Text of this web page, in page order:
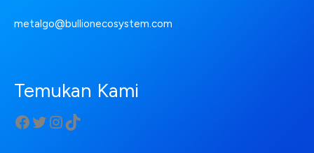
metalgo@bullionecosystem.com
Temukan Kami